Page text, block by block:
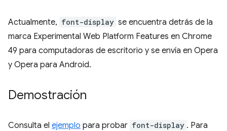
Actualmente, font-display se encuentra detrás de la
marca Experimental Web Platform Features en Chrome
49 para computadoras de escritorio y se envía en Opera
y Opera para Android.
Demostración
Consulta el ejemplo para probar font-display . Para